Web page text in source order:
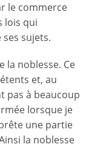
le commerce
lois qui
sujets.
la noblesse. Ce
et, au
pas à beaucoup
lorsque je
une partie
la noblesse